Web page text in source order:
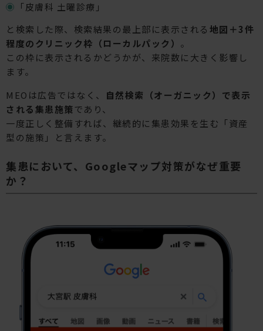
「皮膚科 土曜診療」
と検索した際、検索結果の最上部に表示される 地図＋3件
程度のクリニック枠（ローカルパック） 。
この枠に表示されるかどうかが、来院数に大きく影響し
ます。
MEOは広告ではなく、
自然検索（オーガニック）で表示
される集患施策であり、
一度正しく整備すれば、継続的に集患効果を生む「資産
型の施策」と言えます。
集患において、Googleマップ対策がなぜ重要
か？